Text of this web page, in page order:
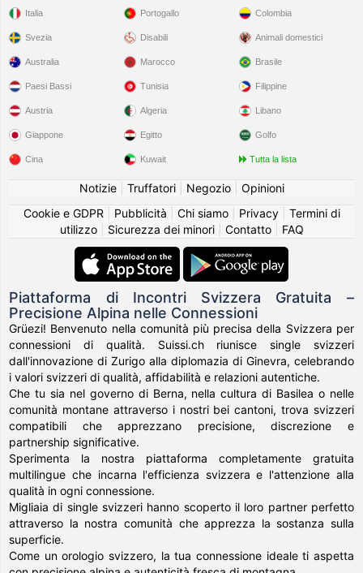
Italia
Svezia
Portogallo
Disabili
Colombia
Animali domestici
Australia
Paesi Bassi
Austria
Giappone
Cina
Marocco
Tunisia
Algeria
Egitto
Kuwait
Brasile
Filippine
Libano
Golfo
Tutta la lista
Notizie| Truffatori| Negozio| Opinioni
Cookie e GDPR
Pubblicità Chi siamo| Privacy| Termini di
utilizzo| Sicurezza dei minori| Contatto| FAQ
Piattaforma di Incontri Svizzera Gratuita –
Precisione Alpina nelle Connessioni
Grüezi! Benvenuto nella comunità più precisa della Svizzera per
connessioni di qualità. Suissi.ch riunisce single svizzeri
dall'innovazione di Zurigo alla diplomazia di Ginevra, celebrando
i valori svizzeri di qualità, affidabilità e relazioni autentiche.
Che tu sia nel governo di Berna, nella cultura di Basilea o nelle
comunità montane attraverso i nostri bei cantoni, trova svizzeri
compatibili che apprezzano precisione, discrezione e
partnership significative.
Sperimenta la nostra piattaforma completamente gratuita
multilingue che incarna l'efficienza svizzera e l'attenzione alla
qualità in ogni connessione.
Migliaia di single svizzeri hanno scoperto il loro partner perfetto
attraverso la nostra comunità che apprezza la sostanza sulla
superficie.
Come un orologio svizzero, la tua connessione ideale ti aspetta